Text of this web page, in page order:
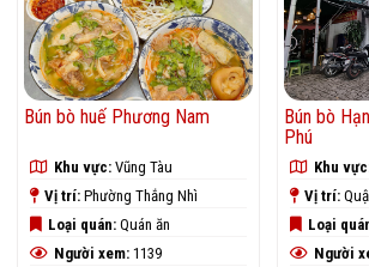
Bún bò huế Phương Nam
Khu vực: Vũng Tàu
Vị trí: Phường Thắng Nhì
Loại quán: Quán ăn
Người xem: 1139
Bún bò
Phú
Khu
Vị trí:
Loại
Người